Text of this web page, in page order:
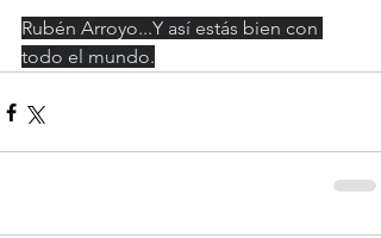
Rubén Arroyo...Y así estás bien con
todo el mundo.